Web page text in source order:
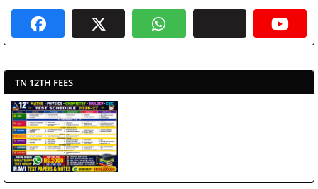
TN 12TH FEES